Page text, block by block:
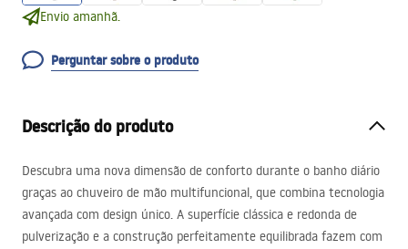
Envio amanhã.
Perguntar sobre o produto
Descrição do produto
Descubra uma nova dimensão de conforto durante o banho diário
graças ao chuveiro de mão multifuncional, que combina tecnologia
avançada com design único. A superfície clássica e redonda de
pulverização e a construção perfeitamente equilibrada fazem com